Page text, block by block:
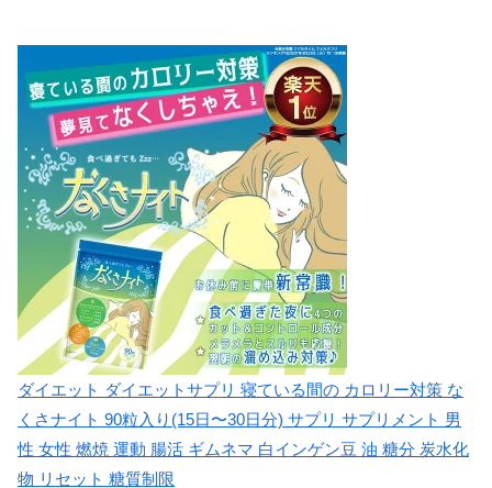
ダイエット ダイエットサプリ 寝ている間の カロリー対策 な
くさナイト 90粒入り(15日〜30日分) サプリ サプリメント 男
性 女性 燃焼 運動 腸活 ギムネマ 白インゲン豆 油 糖分 炭水化
物 リセット 糖質制限